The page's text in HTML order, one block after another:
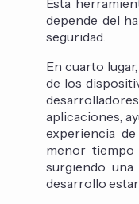
Esta
depende del
seguridad.
En cuarto
de los
aplicaciones,
experiencia
menor
surgiendo
desarrollo